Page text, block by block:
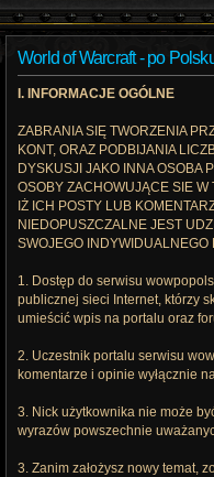
World of Warcraft - po
I. INFORMACJE OGÓLNE
ZABRANIA SIĘ TWORZENIA
KONT, ORAZ PODBIJANIA
DYSKUSJI JAKO INNA OSOBA
OSOBY ZACHOWUJĄCE SIE
IŻ ICH POSTY LUB
NIEDOPUSZCZALNE JEST
SWOJEGO INDYWIDUALNEGO
1. Dostęp do serwisu
publicznej sieci Internet, którzy
umieścić wpis na portalu oraz
2. Uczestnik portalu serwisu
komentarze i opinie wyłącznie
3. Nick użytkownika nie może
wyrazów powszechnie
3. Zanim założysz nowy temat,